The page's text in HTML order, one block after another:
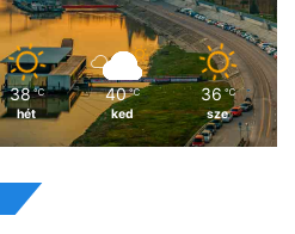
38 ℃
hét
40 ℃
ked
36 ℃
sze